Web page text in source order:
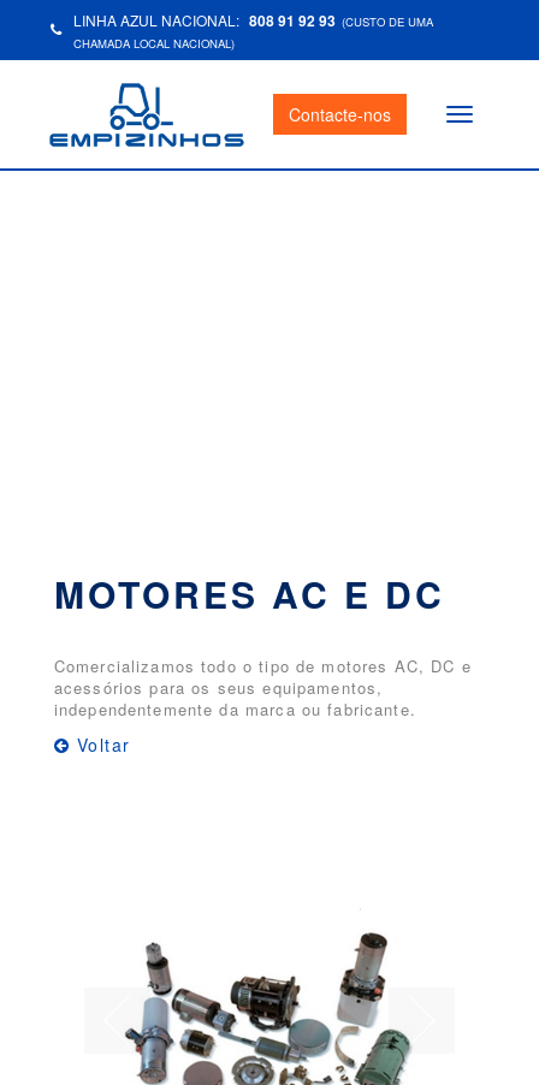
LINHA AZUL NACIONAL: 808 91 92 93 (CUSTO DE UMA
CHAMADA LOCAL NACIONAL)
Contacte-nos
Toggle
MOTORES AC E DC
Comercializamos todo o tipo de motores AC, DC e
acessórios para os seus equipamentos,
independentemente da marca ou fabricante.
Voltar